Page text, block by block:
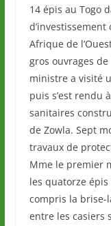
14 épis au Togo
Afrique de
gros ouvrages
ministre a visité
puis s’est rendu
sanitaires
de Zowla. Sept
travaux de
Mme le premier
les quatorze
compris la brise-
entre les casiers